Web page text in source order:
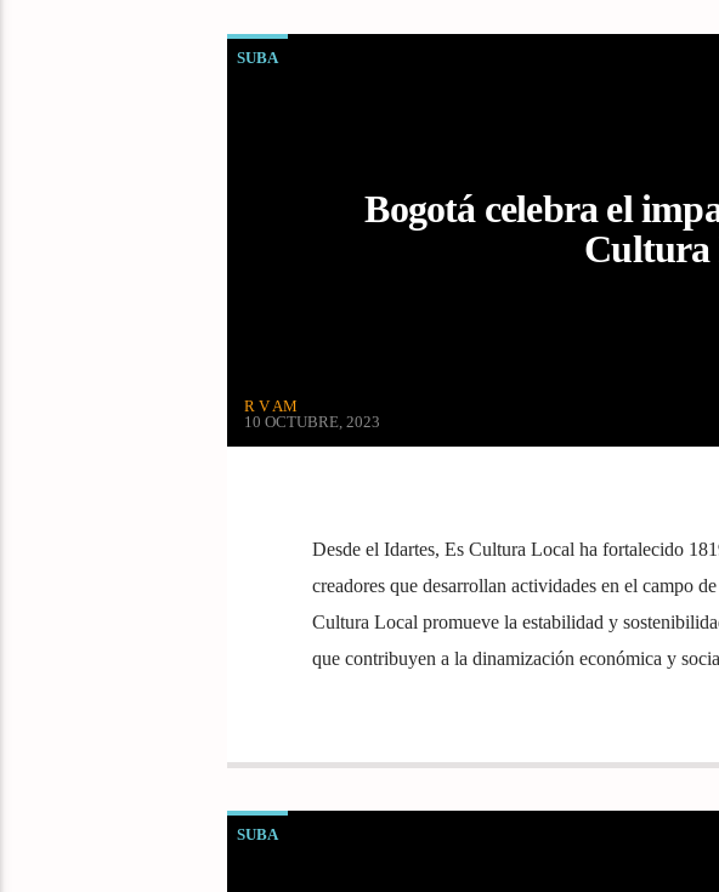
SUBA
Bogotá celebra el
Cultura
R V AM
10 OCTUBRE, 2023
Desde el Idartes, Es Cultura Local ha fortalecido
creadores que desarrollan actividades en el campo
Cultura Local promueve la estabilidad y
que contribuyen a la dinamización económica y
SUBA